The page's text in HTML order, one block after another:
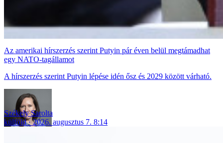
Az amerikai hírszerzés szerint Putyin pár éven belül megtámadhat
egy NATO-tagállamot
A hírszerzés szerint Putyin lépése idén ősz és 2029 között várható.
Székely Sarolta
külföld
2026. augusztus 7. 8:14